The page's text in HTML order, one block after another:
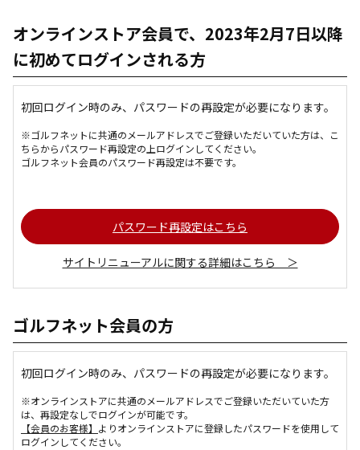
オンラインストア会員で、2023年2月7日以降
に初めてログインされる方
初回ログイン時のみ、パスワードの再設定が必要になります。
※ゴルフネットに共通のメールアドレスでご登録いただいていた方は、こ
ちらからパスワード再設定の上ログインしてください。
ゴルフネット会員のパスワード再設定は不要です。
パスワード再設定はこちら
サイトリニューアルに関する詳細はこちら ＞
ゴルフネット会員の方
初回ログイン時のみ、パスワードの再設定が必要になります。
※オンラインストアに共通のメールアドレスでご登録いただいていた方
は、再設定なしでログインが可能です。
【会員のお客様】 よりオンラインストアに登録したパスワードを使用して
ログインしてください。